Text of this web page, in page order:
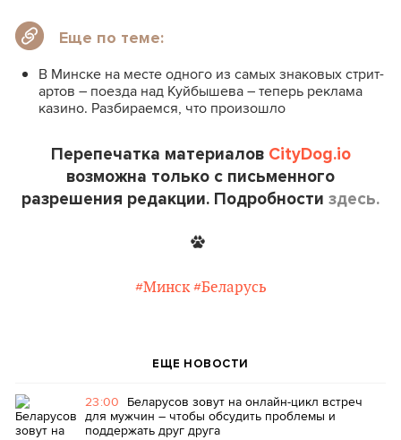
Еще по теме:
В Минске на месте одного из самых знаковых стрит-
артов – поезда над Куйбышева – теперь реклама
казино. Разбираемся, что произошло
Перепечатка материалов CityDog.io
возможна только с письменного
разрешения редакции. Подробности здесь.
#Минск #Беларусь
ЕЩЕ НОВОСТИ
23:00 Беларусов зовут на онлайн-цикл встреч
для мужчин – чтобы обсудить проблемы и
поддержать друг друга